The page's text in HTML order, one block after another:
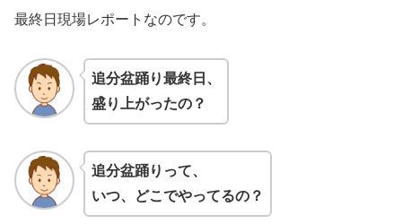
最終日現場レポートなのです。
追分盆踊り最終日、
盛り上がったの？
追分盆踊りって、
いつ、どこでやってるの？